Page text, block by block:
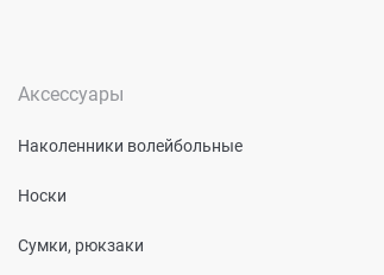
Аксессуары
Наколенники волейбольные
Носки
Сумки, рюкзаки